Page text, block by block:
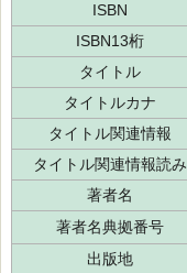
ISBN
ISBN13桁
タイトル
タイトルカナ
タイトル関連情報
タイトル関連情報読み
著者名
著者名典拠番号
出版地